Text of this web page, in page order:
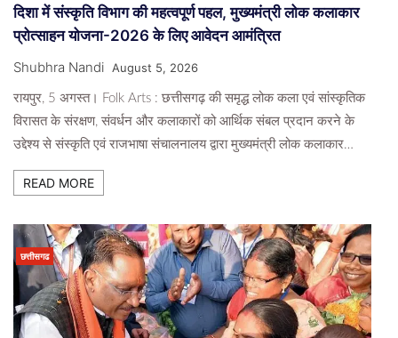
दिशा में संस्कृति विभाग की महत्वपूर्ण पहल, मुख्यमंत्री लोक कलाकार
प्रोत्साहन योजना-2026 के लिए आवेदन आमंत्रित
Shubhra Nandi August 5, 2026
रायपुर, 5 अगस्त। Folk Arts : छत्तीसगढ़ की समृद्ध लोक कला एवं सांस्कृतिक
विरासत के संरक्षण, संवर्धन और कलाकारों को आर्थिक संबल प्रदान करने के
उद्देश्य से संस्कृति एवं राजभाषा संचालनालय द्वारा मुख्यमंत्री लोक कलाकार…
READ MORE
छत्तीसगढ